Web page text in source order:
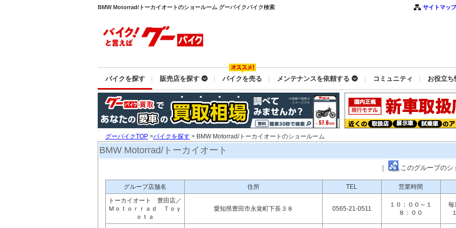
BMW Motorrad/トーカイオートのショールーム グーバイクバイク検索 サイトマップ
バイクを探す 販売店を探す バイクを売る メンテナンスを依頼する コミュニティ お役立ち
グーバイクTOP >バイクを探す > BMW Motorrad/トーカイオートのショールーム
BMW Motorrad/トーカイオート
｜ このグループの
グループ店舗名 住所 TEL
営業時間
トーカイオート 豊田店／
Ｍｏｔｏｒｒａｄ Ｔｏｙ
ｏｔａ
愛知県豊田市永覚町下長３８ 0565-21-0511
１０：００～１
８：００
毎